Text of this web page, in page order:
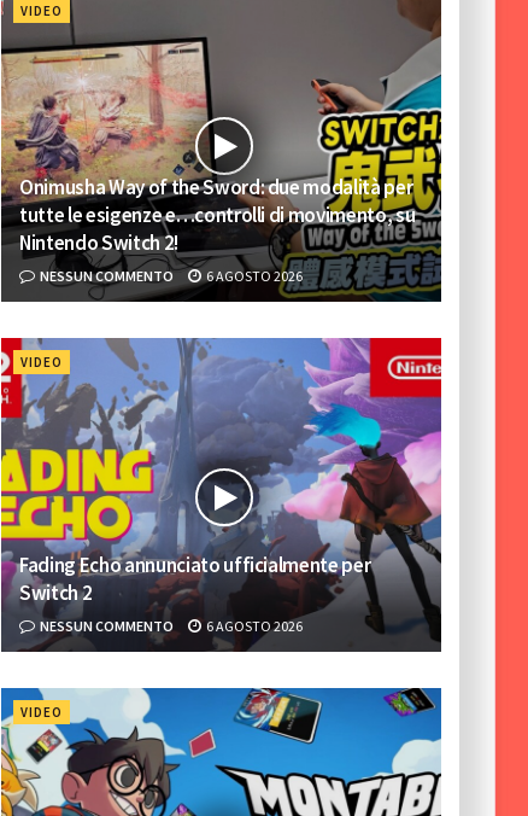
VIDEO
Onimusha Way of the Sword: due modalità per
tutte le esigenze e…controlli di movimento, su
Nintendo Switch 2!
NESSUN COMMENTO 6 AGOSTO 2026
VIDEO
Fading Echo annunciato ufficialmente per
Switch 2
NESSUN COMMENTO 6 AGOSTO 2026
VIDEO